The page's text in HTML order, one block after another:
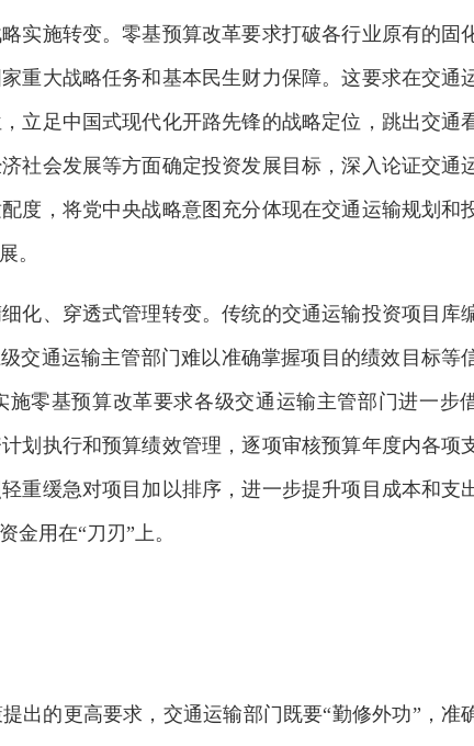
实施转变。零基预算改革要求打破各行业原有的固
重大战略任务和基本民生财力保障。这要求在交通
立足中国式现代化开路先锋的战略定位，跳出交通
社会发展等方面确定投资发展目标，深入论证交通
度，将党中央战略意图充分体现在交通运输规划和
。
化、穿透式管理转变。传统的交通运输投资项目库
交通运输主管部门难以准确掌握项目的绩效目标等
施零基预算改革要求各级交通运输主管部门进一步
划执行和预算绩效管理，逐项审核预算年度内各项
重缓急对项目加以排序，进一步提升项目成本和支
金用在“刀刃”上。
出的更高要求，交通运输部门既要“勤修外功”，准